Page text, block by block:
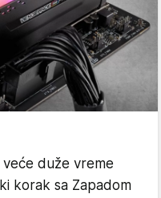
veće duže vreme
korak sa Zapadom